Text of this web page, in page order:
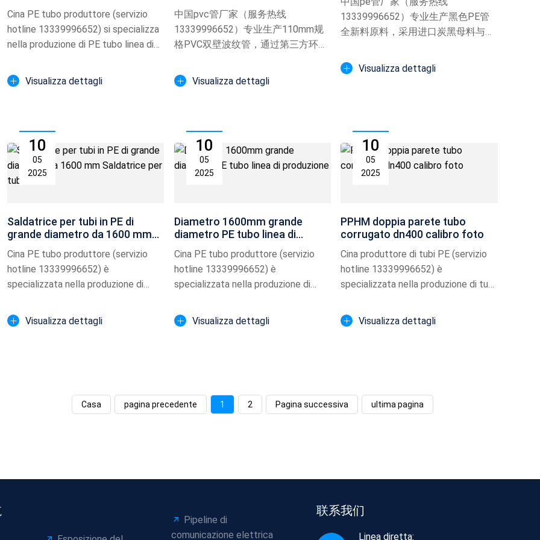
Cina PE tubo produttore (servizio
hotline 13339996652) si specializza
nella produzione di PE tubo linea di
Visualizza dettagli
中国pvc管厂家（服务热线
13339996652）专业生产110mm规
格PVC双壁波纹管，通过第三方环刚
力穿线工程、通信管道铺设等领域，
展示电力穿线波纹管实拍图片
Visualizza dettagli
13339996652）专业生产黑色PE管
全新料原料，采用进口炭黑母料与高
10931食品级认证及ROHS环保检
测，适用于PE拖拉管、PE顶管等工
Visualizza dettagli
10
05
2025
Saldatrice per tubi in PE di
grande diametro da 1600 mm
Saldatrice per tubi in P
Cina PE tubo produttore (servizio
hotline 13339996652) è
specializzata nella produzione di
Visualizza dettagli
10
05
2025
Diametro 1600mm grande
diametro PE tubo linea di
Cina PE tubo produttore (servizio
hotline 13339996652) è
specializzata nella produzione di
Visualizza dettagli
10
05
2025
PPHM doppia parete tubo
corrugato dn400 calibro foto
Cina produttore di tubi PE (servizio
hotline 13339996652) è
specializzata nella produzione di tubi
Visualizza dettagli
Casa pagina precedente 1 2 Pagina successiva ultima pagina
Pipeline di
comunicazione elettrica
联系我们
Linea diretta: